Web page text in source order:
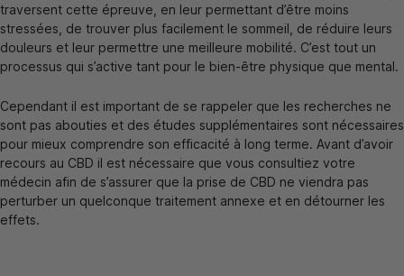
traversent cette épreuve, en leur permettant d’être moins
stressées, de trouver plus facilement le sommeil, de réduire leurs
douleurs et leur permettre une meilleure mobilité. C’est tout un
processus qui s’active tant pour le bien-être physique que mental.
Cependant il est important de se rappeler que les recherches ne
sont pas abouties et des études supplémentaires sont nécessaires
pour mieux comprendre son efficacité à long terme. Avant d’avoir
recours au CBD il est nécessaire que vous consultiez votre
médecin afin de s’assurer que la prise de CBD ne viendra pas
perturber un quelconque traitement annexe et en détourner les
effets.